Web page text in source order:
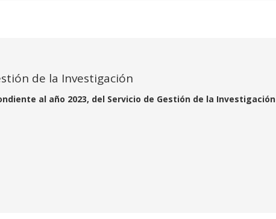
de la Investigación
al año 2023, del Servicio de Gestión de la Investigación